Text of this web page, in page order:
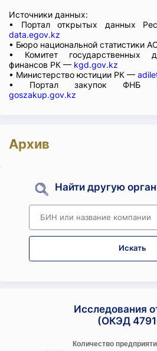
Источники данных:
• Портал открытых данных
data.egov.kz
• Бюро национальной статистики
• Комитет государственных
финансов РК — kgd.gov.kz
• Министерство юстиции РК —
• Портал закупок ФНБ
goszakup.gov.kz
Архив
Найти другую
Искать
Исследования
(ОКЭД